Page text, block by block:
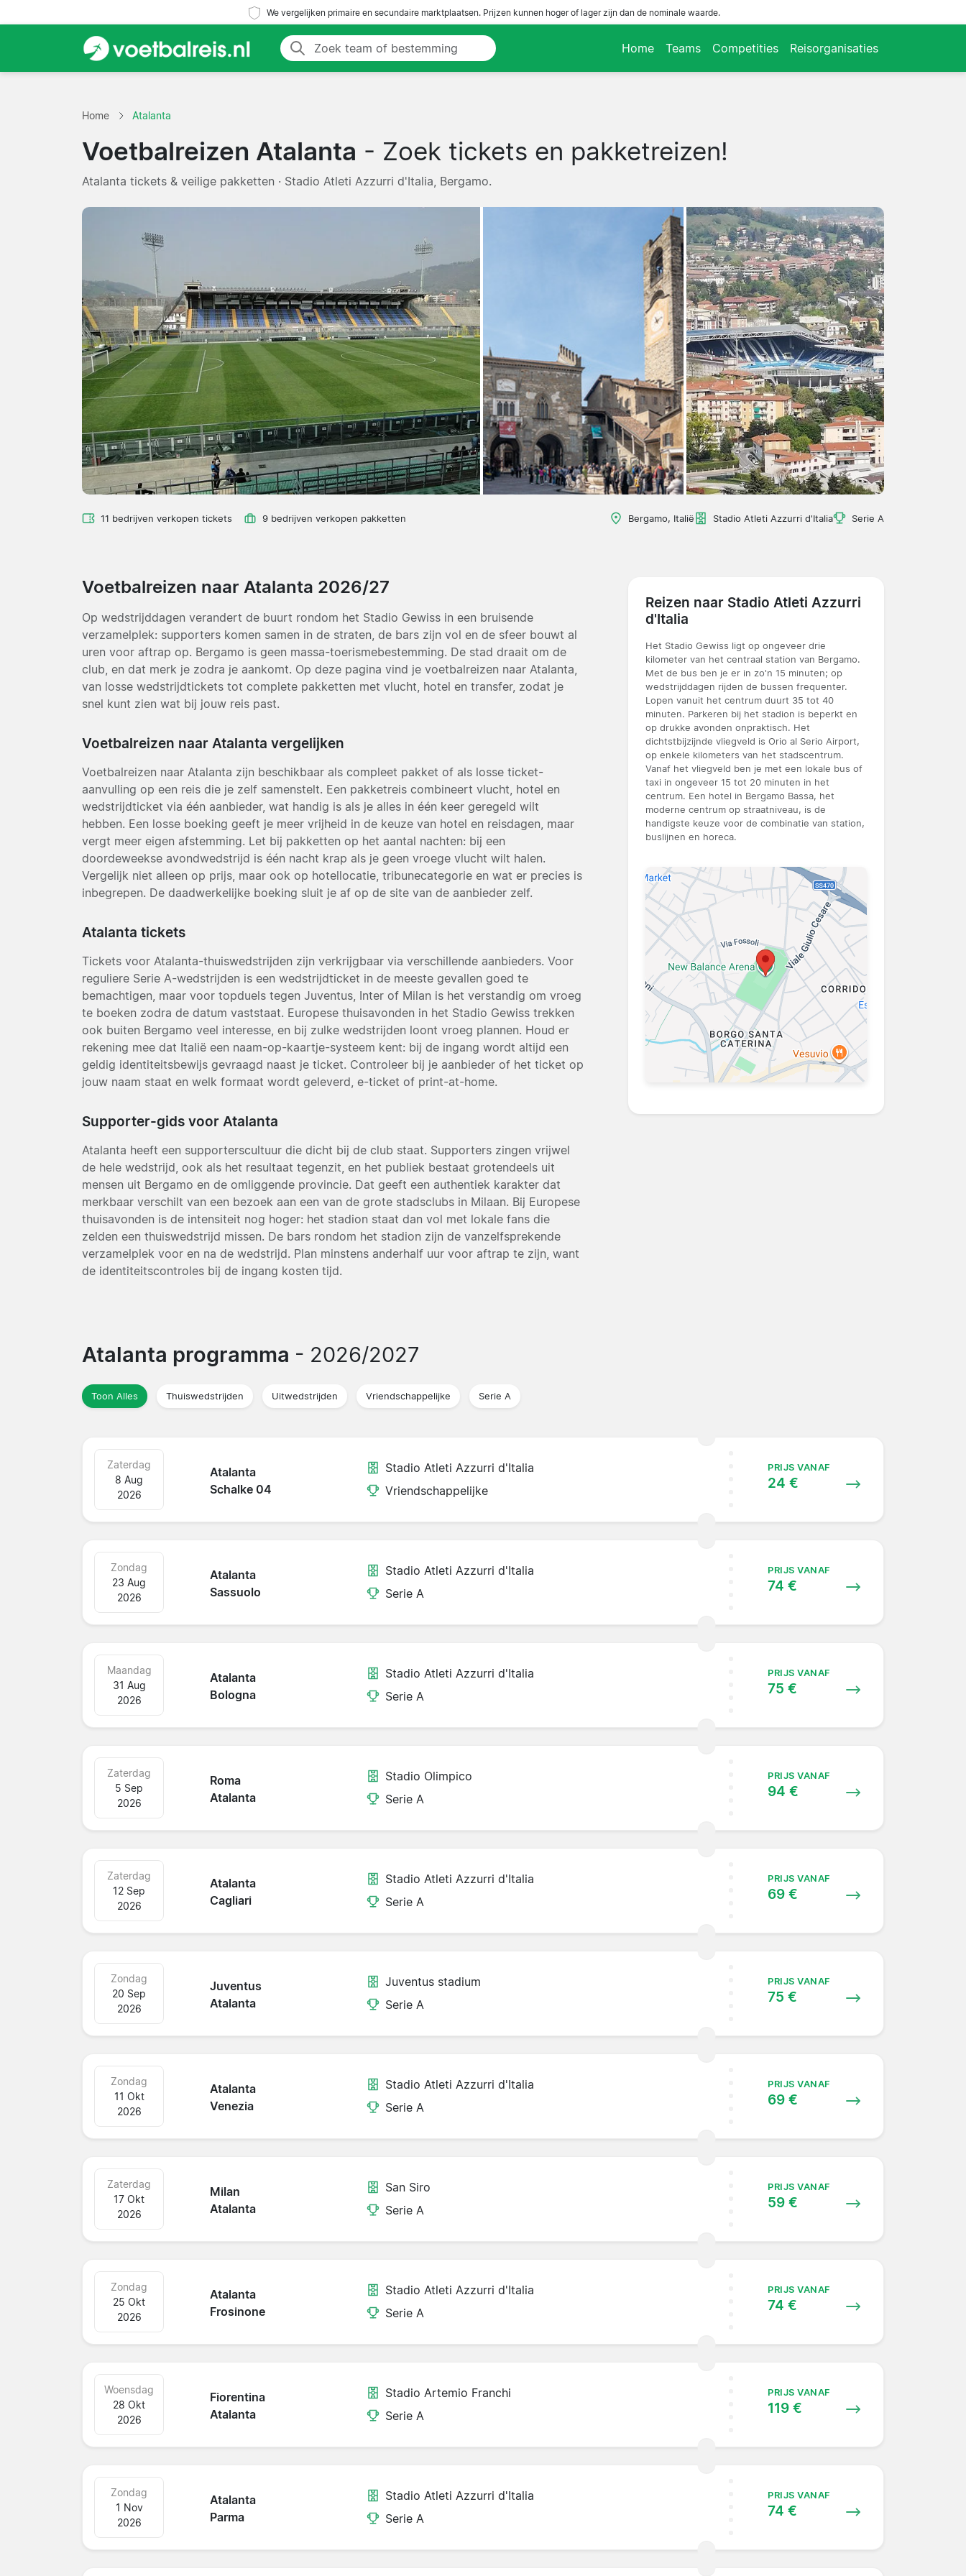
We vergelijken primaire en secundaire marktplaatsen. Prijzen kunnen hoger of lager zijn dan de nominale waarde.
Home Teams Competities Reisorganisaties
Home Atalanta
Voetbalreizen Atalanta - Zoek tickets en pakketreizen!
Atalanta tickets & veilige pakketten · Stadio Atleti Azzurri d'Italia, Bergamo.
11 bedrijven verkopen tickets 9 bedrijven verkopen pakketten Bergamo, Italië Stadio Atleti Azzurri d'Italia Serie A
Voetbalreizen naar Atalanta 2026/27
Op wedstrijddagen verandert de buurt rondom het Stadio Gewiss in een bruisende
verzamelplek: supporters komen samen in de straten, de bars zijn vol en de sfeer bouwt al
uren voor aftrap op. Bergamo is geen massa-toerismebestemming. De stad draait om de
club, en dat merk je zodra je aankomt. Op deze pagina vind je voetbalreizen naar Atalanta,
van losse wedstrijdtickets tot complete pakketten met vlucht, hotel en transfer, zodat je
snel kunt zien wat bij jouw reis past.
Voetbalreizen naar Atalanta vergelijken
Voetbalreizen naar Atalanta zijn beschikbaar als compleet pakket of als losse ticket-
aanvulling op een reis die je zelf samenstelt. Een pakketreis combineert vlucht, hotel en
wedstrijdticket via één aanbieder, wat handig is als je alles in één keer geregeld wilt
hebben. Een losse boeking geeft je meer vrijheid in de keuze van hotel en reisdagen, maar
vergt meer eigen afstemming. Let bij pakketten op het aantal nachten: bij een
doordeweekse avondwedstrijd is één nacht krap als je geen vroege vlucht wilt halen.
Vergelijk niet alleen op prijs, maar ook op hotellocatie, tribunecategorie en wat er precies is
inbegrepen. De daadwerkelijke boeking sluit je af op de site van de aanbieder zelf.
Atalanta tickets
Tickets voor Atalanta-thuiswedstrijden zijn verkrijgbaar via verschillende aanbieders. Voor
reguliere Serie A-wedstrijden is een wedstrijdticket in de meeste gevallen goed te
bemachtigen, maar voor topduels tegen Juventus, Inter of Milan is het verstandig om vroeg
te boeken zodra de datum vaststaat. Europese thuisavonden in het Stadio Gewiss trekken
ook buiten Bergamo veel interesse, en bij zulke wedstrijden loont vroeg plannen. Houd er
rekening mee dat Italië een naam-op-kaartje-systeem kent: bij de ingang wordt altijd een
geldig identiteitsbewijs gevraagd naast je ticket. Controleer bij je aanbieder of het ticket op
jouw naam staat en welk formaat wordt geleverd, e-ticket of print-at-home.
Supporter-gids voor Atalanta
Atalanta heeft een supporterscultuur die dicht bij de club staat. Supporters zingen vrijwel
de hele wedstrijd, ook als het resultaat tegenzit, en het publiek bestaat grotendeels uit
mensen uit Bergamo en de omliggende provincie. Dat geeft een authentiek karakter dat
merkbaar verschilt van een bezoek aan een van de grote stadsclubs in Milaan. Bij Europese
thuisavonden is de intensiteit nog hoger: het stadion staat dan vol met lokale fans die
zelden een thuiswedstrijd missen. De bars rondom het stadion zijn de vanzelfsprekende
verzamelplek voor en na de wedstrijd. Plan minstens anderhalf uur voor aftrap te zijn, want
de identiteitscontroles bij de ingang kosten tijd.
Reizen naar Stadio Atleti Azzurri
d'Italia
Het Stadio Gewiss ligt op ongeveer drie
kilometer van het centraal station van Bergamo.
Met de bus ben je er in zo'n 15 minuten; op
wedstrijddagen rijden de bussen frequenter.
Lopen vanuit het centrum duurt 35 tot 40
minuten. Parkeren bij het stadion is beperkt en
op drukke avonden onpraktisch. Het
dichtstbijzijnde vliegveld is Orio al Serio Airport,
op enkele kilometers van het stadscentrum.
Vanaf het vliegveld ben je met een lokale bus of
taxi in ongeveer 15 tot 20 minuten in het
centrum. Een hotel in Bergamo Bassa, het
moderne centrum op straatniveau, is de
handigste keuze voor de combinatie van station,
buslijnen en horeca.
Atalanta programma - 2026/2027
Toon Alles Thuiswedstrijden Uitwedstrijden Vriendschappelijke Serie A
Atalanta
Schalke 04
Zaterdag
8 Aug
2026
Stadio Atleti Azzurri d'Italia
Vriendschappelijke
PRIJS VANAF
24 €
Atalanta
Sassuolo
Zondag
23 Aug
2026
Stadio Atleti Azzurri d'Italia
Serie A
PRIJS VANAF
74 €
Atalanta
Bologna
Maandag
31 Aug
2026
Stadio Atleti Azzurri d'Italia
Serie A
PRIJS VANAF
75 €
Roma
Atalanta
Zaterdag
5 Sep
2026
Stadio Olimpico
Serie A
PRIJS VANAF
94 €
Atalanta
Cagliari
Zaterdag
12 Sep
2026
Stadio Atleti Azzurri d'Italia
Serie A
PRIJS VANAF
69 €
Juventus
Atalanta
Zondag
20 Sep
2026
Juventus stadium
Serie A
PRIJS VANAF
75 €
Atalanta
Venezia
Zondag
11 Okt
2026
Stadio Atleti Azzurri d'Italia
Serie A
PRIJS VANAF
69 €
Milan
Atalanta
Zaterdag
17 Okt
2026
San Siro
Serie A
PRIJS VANAF
59 €
Atalanta
Frosinone
Zondag
25 Okt
2026
Stadio Atleti Azzurri d'Italia
Serie A
PRIJS VANAF
74 €
Fiorentina
Atalanta
Woensdag
28 Okt
2026
Stadio Artemio Franchi
Serie A
PRIJS VANAF
119 €
Atalanta
Parma
Zondag
1 Nov
2026
Stadio Atleti Azzurri d'Italia
Serie A
PRIJS VANAF
74 €